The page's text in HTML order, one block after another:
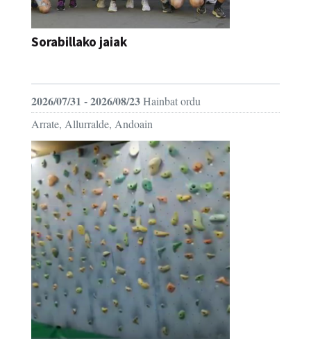
Sorabillako jaiak
2026/07/31 - 2026/08/23Hainbat ordu
Arrate, Allurralde, Andoain